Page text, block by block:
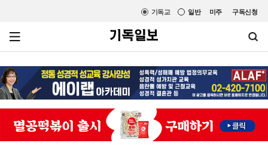
미주 구독신청
일반
기독교